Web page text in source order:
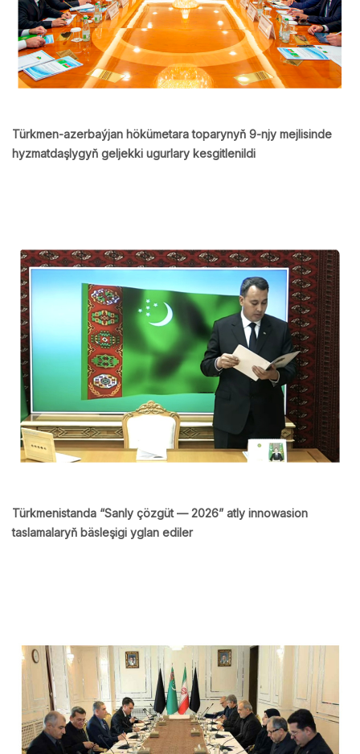
Türkmen-azerbaýjan hökümetara toparynyň 9-njy mejlisinde
hyzmatdaşlygyň geljekki ugurlary kesgitlenildi
Türkmenistanda “Sanly çözgüt — 2026” atly innowasion
taslamalaryň bäsleşigi yglan ediler